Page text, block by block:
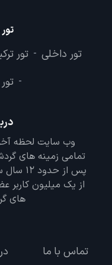
تور داخلی - تور
-
وب سایت لحظه
پس از
از یک میلیون کاربر
های
تماس با ما